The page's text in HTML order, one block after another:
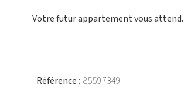
Votre futur appartement vous attend.
Référence 85597349